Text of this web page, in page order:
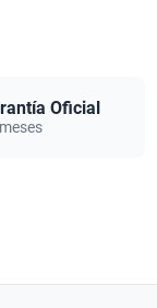
Oficial